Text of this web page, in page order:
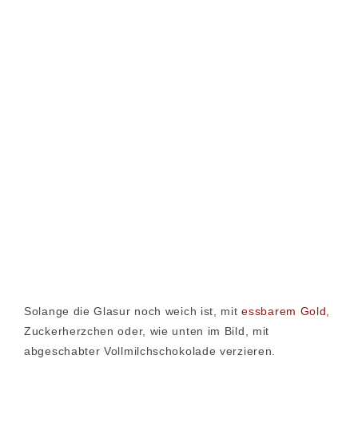
Solange die Glasur noch weich ist, mitessbarem Gold
Zuckerherzchen oder, wie unten im Bild, mit
abgeschabter Vollmilchschokolade verzieren.